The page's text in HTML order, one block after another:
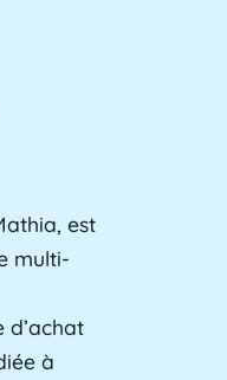
pour la
adultes, est une
ligne que les
identifier les [...]
est
multi-
d’achat
à